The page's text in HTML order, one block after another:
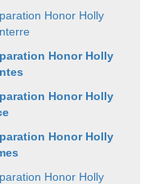
Honor Holly
Honor Holly
Honor Holly
Honor Holly
Honor Holly